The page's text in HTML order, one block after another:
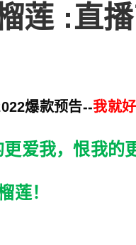
莲 :直
爆款预告--我就好
爱我，恨我的
莲！